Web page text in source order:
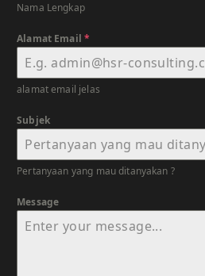
Nama Lengkap
Alamat Email*
alamat email jelas
Subjek
Pertanyaan yang mau ditanyakan ?
Message